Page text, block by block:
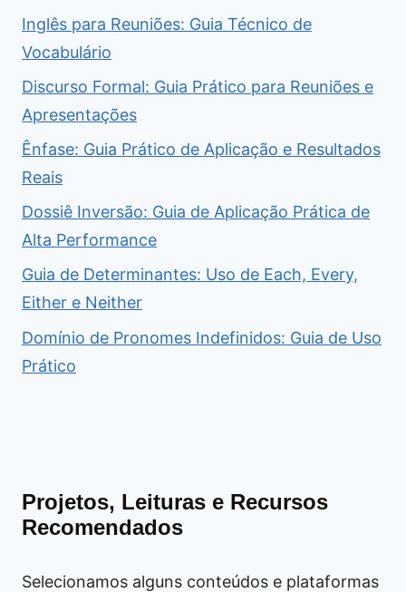
Inglês para Reuniões: Guia Técnico de
Vocabulário
Discurso Formal: Guia Prático para Reuniões e
Apresentações
Ênfase: Guia Prático de Aplicação e Resultados
Reais
Dossiê Inversão: Guia de Aplicação Prática de
Alta Performance
Guia de Determinantes: Uso de Each, Every,
Either e Neither
Domínio de Pronomes Indefinidos: Guia de Uso
Prático
Projetos, Leituras e Recursos
Recomendados
Selecionamos alguns conteúdos e plataformas